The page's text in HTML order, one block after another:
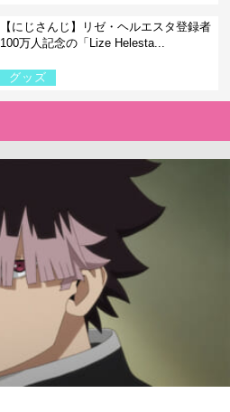
【にじさんじ】リゼ・ヘルエスタ登録者
100万人記念の「Lize Helesta...
グッズ